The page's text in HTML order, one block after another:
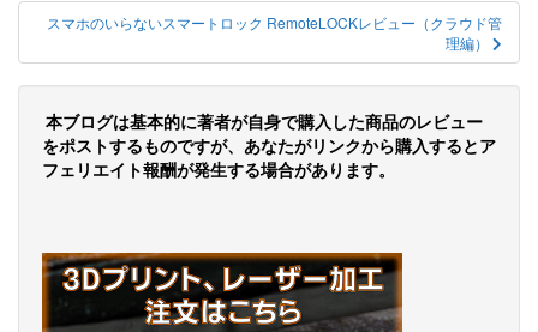
ナ
ビ
ゲ
ー
シ
ン
スマホのいらないスマートロック RemoteLOCKレビュー（クラウド管
理編）
本ブログは基本的に著者が自身で購入した商品のレビュー
をポストするものですが、あなたがリンクから購入するとア
フェリエイト報酬が発生する場合があります。